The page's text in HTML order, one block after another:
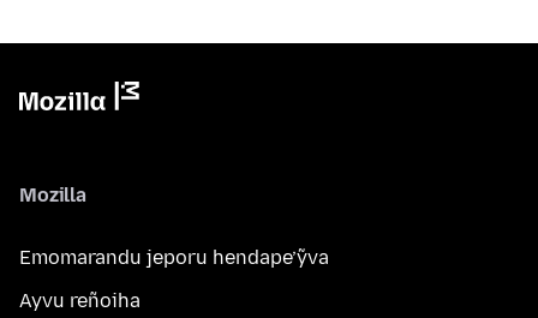
Mozilla
Emomarandu jeporu hendape’ỹva
Ayvu reñoiha